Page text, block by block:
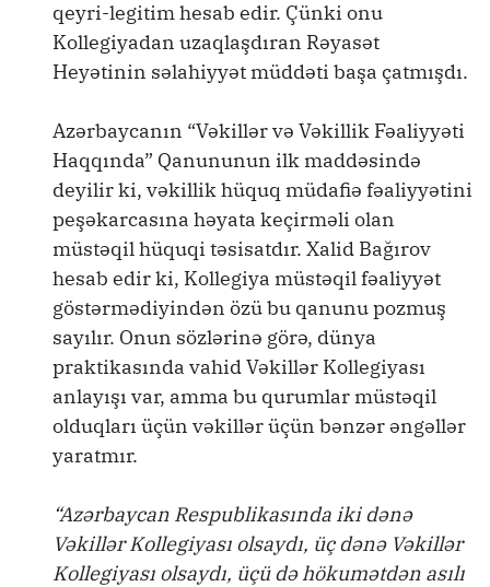
qeyri-legitim hesab edir. Çünki onu
Kollegiyadan uzaqlaşdıran Rəyasət
Heyətinin səlahiyyət müddəti başa çatmışdı.
Azərbaycanın “Vəkillər və Vəkillik Fəaliyyəti
Haqqında” Qanununun ilk maddəsində
deyilir ki, vəkillik hüquq müdafiə fəaliyyətini
peşəkarcasına həyata keçirməli olan
müstəqil hüquqi təsisatdır. Xalid Bağırov
hesab edir ki, Kollegiya müstəqil fəaliyyət
göstərmədiyindən özü bu qanunu pozmuş
sayılır. Onun sözlərinə görə, dünya
praktikasında vahid Vəkillər Kollegiyası
anlayışı var, amma bu qurumlar müstəqil
olduqları üçün vəkillər üçün bənzər əngəllər
yaratmır.
“Azərbaycan Respublikasında iki dənə
Vəkillər Kollegiyası olsaydı, üç dənə Vəkillər
Kollegiyası olsaydı, üçü də hökumətdən asılı